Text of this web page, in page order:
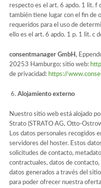
respecto es el art. 6 apdo. 1 lit. f
también tiene lugar con el fin de
requeridos para el uso de
ello es el art. 6 apdo. 1 p. 1 lit. c
consentmanager GmbH,
20253 Hamburgo; sitio web:
de privacidad: https://
Alojamiento externo
Nuestro sitio web está alojado
Strato (STRATO AG, Otto-
Los datos personales recogidos
servidores del hoster. Estos
solicitudes de contacto,
contractuales, datos de
datos generados a través del
para poder ofrecer nuestra